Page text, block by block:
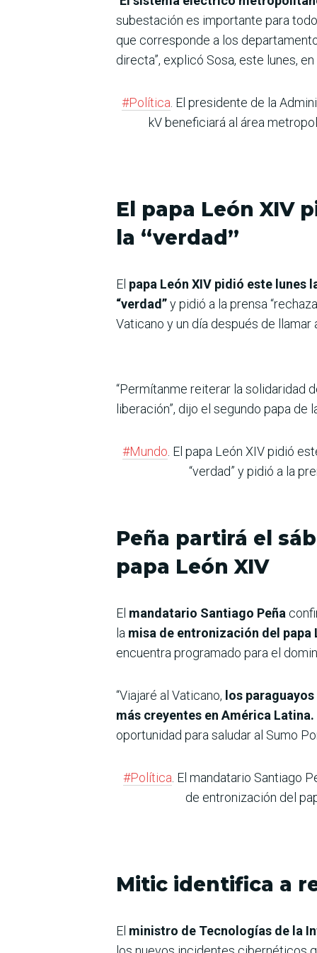
subestación es importante para
que corresponde a los
directa”, explicó Sosa, este lunes,
#Política . El presidente de la
kV beneficiará al área
El papa León XIV
la “verdad”
El papa León XIV pidió este
“verdad”y pidió a la prensa
Vaticano y un día después de llamar
“Permítanme reiterar la solidaridad
liberación”, dijo el segundo papa de
#Mundo . El papa León XIV pidió
“verdad” y pidió a la
Peña partirá el
papa León XIV
El mandatario Santiago Peña
la misa de entronización del
encuentra programado para el
“Viajaré al Vaticano, los
más creyentes en América Latina.
oportunidad para saludar al Sumo
#Política . El mandatario Santiago
de entronización del
Mitic identifica a
El ministro de Tecnologías de la